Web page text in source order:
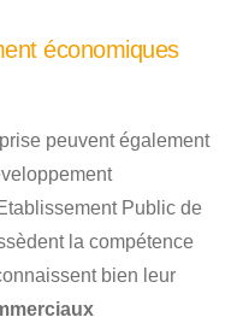
économiques
peuvent également
Public de
la compétence
bien leur